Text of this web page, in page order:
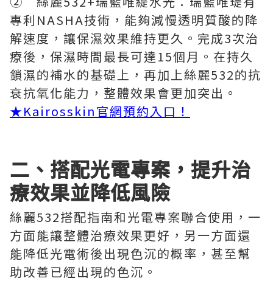
專利NASHA技術，能夠減慢透明質酸的降
解速度，讓保濕效果維持更久。完成3次治
療後，保濕時間最長可達15個月。在持久
鎖濕的補水的基礎上，再加上絲麗532的抗
衰抗氧化能力，整體效果會更加突出。
★Kairosskin官網預約入口！
二、搭配光電專案，提升治
療效果並降低風險
絲麗532搭配指南和光電專案聯合使用，一
方面能讓整體治療效果更好，另一方面還
能降低光電術後出現色沉的概率，甚至幫
助改善已經出現的色沉。